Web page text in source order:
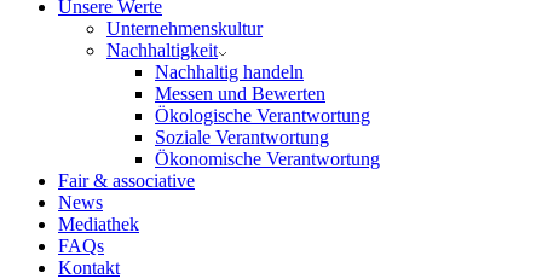
Unsere Werte
Unternehmenskultur
Nachhaltigkeit
Nachhaltig handeln
Messen und Bewerten
Ökologische Verantwortung
Soziale Verantwortung
Ökonomische Verantwortung
Fair & associative
News
Mediathek
FAQs
Kontakt